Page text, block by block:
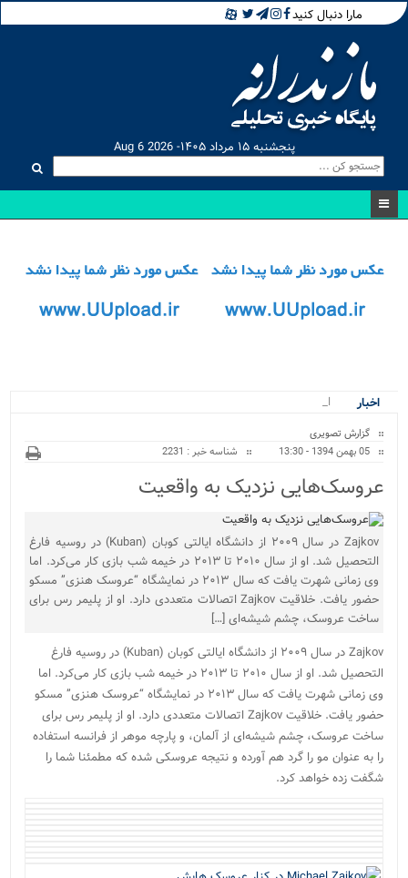
مارا دنبال کنید
پنجشنبه ۱۵ مرداد ۱۴۰۵- Aug 6 2026
اخبار
اجرای .
گزارش تصویری
05 بهمن 1394 - 13:30
شناسه خبر : 2231
عروسک‌هایی نزدیک به واقعیت
Zajkov در سال ۲۰۰۹ از دانشگاه ایالتی کوبان (Kuban) در روسیه فارغ
التحصیل شد. او از سال ۲۰۱۰ تا ۲۰۱۳ در خیمه شب بازی کار می‌کرد. اما
وی زمانی شهرت یافت که سال ۲۰۱۳ در نمایشگاه “عروسک هنزی” مسکو
حضور یافت. خلاقیت Zajkov اتصالات متعددی دارد. او از پلیمر رس برای
ساخت عروسک، چشم شیشه‌ای […]
Zajkov در سال ۲۰۰۹ از دانشگاه ایالتی کوبان (Kuban) در روسیه فارغ
التحصیل شد. او از سال ۲۰۱۰ تا ۲۰۱۳ در خیمه شب بازی کار می‌کرد. اما
وی زمانی شهرت یافت که سال ۲۰۱۳ در نمایشگاه “عروسک هنزی” مسکو
حضور یافت. خلاقیت Zajkov اتصالات متعددی دارد. او از پلیمر رس برای
ساخت عروسک، چشم شیشه‌ای از آلمان، و پارچه موهر از فرانسه استفاده
را به عنوان مو را گرد هم آورده و نتیجه عروسکی شده که مطمئنا شما را
شگفت زده خواهد کرد.